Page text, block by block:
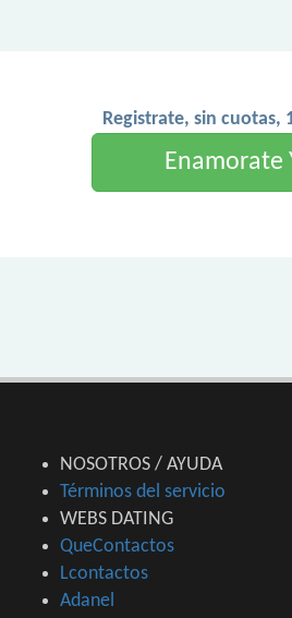
Registrate, sin cuotas,
Enamorate
NOSOTROS / AYUDA
Términos del servicio
WEBS DATING
QueContactos
Lcontactos
Adanel